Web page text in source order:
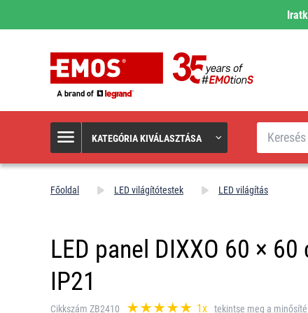
KATEGÓRIA KIVÁLASZTÁSA
Keresés
Főoldal LED világítótestek LED világítás
LED panel DIXXO 60 ×
IP21
Cikkszám ZB2410 1x tekintse meg a